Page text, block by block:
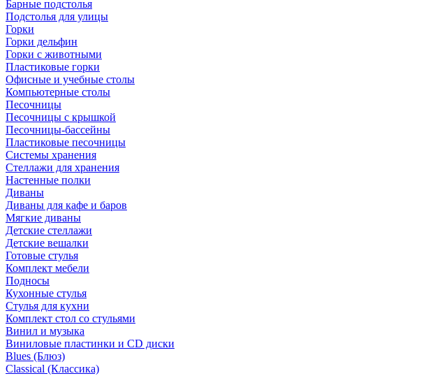
Барные подстолья
Подстолья для улицы
Горки
Горки дельфин
Горки с животными
Пластиковые горки
Офисные и учебные столы
Компьютерные столы
Песочницы
Песочницы с крышкой
Песочницы-бассейны
Пластиковые песочницы
Системы хранения
Стеллажи для хранения
Настенные полки
Диваны
Диваны для кафе и баров
Мягкие диваны
Детские стеллажи
Детские вешалки
Готовые стулья
Комплект мебели
Подносы
Кухонные стулья
Стулья для кухни
Комплект стол со стульями
Винил и музыка
Виниловые пластинки и CD диски
Blues (Блюз)
Classical (Классика)